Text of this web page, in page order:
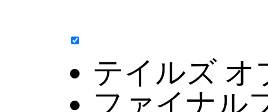
テイルズ オ
ファイナル